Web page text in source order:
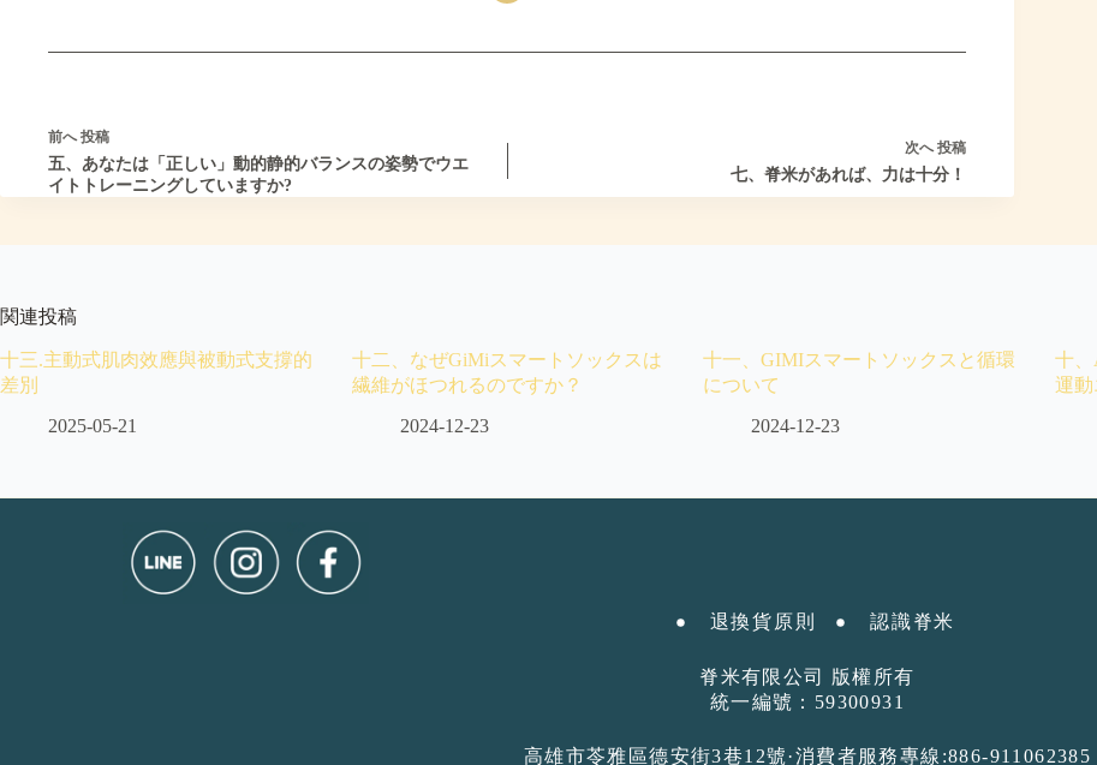
前へ投稿
五、あなたは「正しい」動的静的バランスの姿勢でウエ
イトトレーニングしていますか?
次へ投稿
七、脊米があれば、力は十分！
関連投稿
十三.主動式肌肉效應與被動式支撐的
差別
2025-05-21
十二、なぜGiMiスマートソックスは
繊維がほつれるのですか？
2024-12-23
十一、GIMIスマートソックスと循環
について
2024-12-23
十
運動
退換貨原則 認識脊米ㅤ
脊米有限公司 版權所有
統一編號：59300931
高雄市苓雅區德安街3巷12號·消費者服務專線:886-911062385